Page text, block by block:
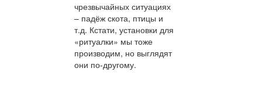
чрезвычайных ситуациях
– падёж скота, птицы и
т.д. Кстати, установки для
«ритуалки» мы тоже
производим, но выглядят
они по-другому.